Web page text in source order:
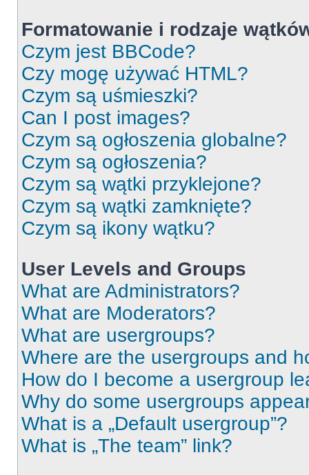
Formatowanie i rodzaje
Czym jest BBCode?
Czy mogę używać HTML?
Czym są uśmieszki?
Can I post images?
Czym są ogłoszenia globalne?
Czym są ogłoszenia?
Czym są wątki przyklejone?
Czym są wątki zamknięte?
Czym są ikony wątku?
User Levels and Groups
What are Administrators?
What are Moderators?
What are usergroups?
Where are the usergroups and
How do I become a usergroup
Why do some usergroups
What is a „Default usergroup”?
What is „The team” link?